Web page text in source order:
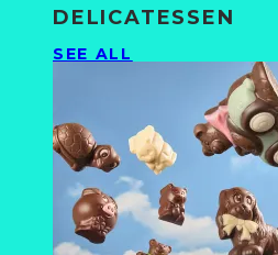
DELICATESSEN
SEE ALL